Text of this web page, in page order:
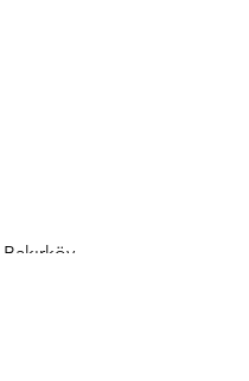
Bakırköy